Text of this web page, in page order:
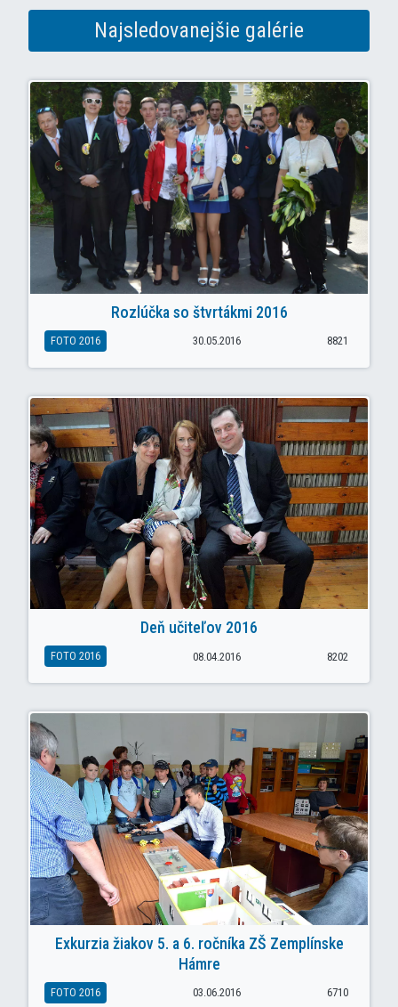
Najsledovanejšie galérie
Rozlúčka so štvrtákmi 2016
FOTO 2016 30.05.2016 8821
Deň učiteľov 2016
FOTO 2016 08.04.2016 8202
Exkurzia žiakov 5. a 6. ročníka ZŠ Zemplínske
Hámre
FOTO 2016 03.06.2016 6710